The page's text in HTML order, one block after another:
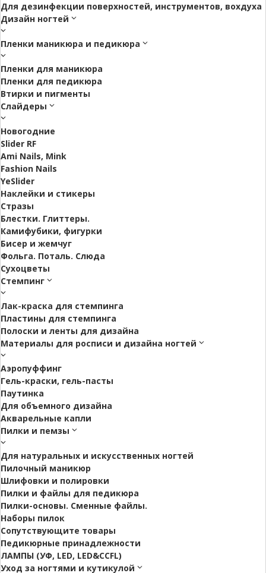
Для дезинфекции поверхностей, инструментов, вохдуха
Дизайн ногтей
Пленки маникюра и педикюра
Пленки для маникюра
Пленки для педикюра
Втирки и пигменты
Слайдеры
Новогодние
Slider RF
Ami Nails, Mink
Fashion Nails
YeSlider
Наклейки и стикеры
Стразы
Блестки. Глиттеры.
Камифубики, фигурки
Бисер и жемчуг
Фольга. Поталь. Слюда
Сухоцветы
Стемпинг
Лак-краска для стемпинга
Пластины для стемпинга
Полоски и ленты для дизайна
Материалы для росписи и дизайна ногтей
Аэропуффинг
Гель-краски, гель-пасты
Паутинка
Для объемного дизайна
Акварельные капли
Пилки и пемзы
Для натуральных и искусственных ногтей
Пилочный маникюр
Шлифовки и полировки
Пилки и файлы для педикюра
Пилки-основы. Сменные файлы.
Наборы пилок
Сопутствующите товары
Педикюрные принадлежности
ЛАМПЫ (УФ, LED, LED&CCFL)
Уход за ногтями и кутикулой